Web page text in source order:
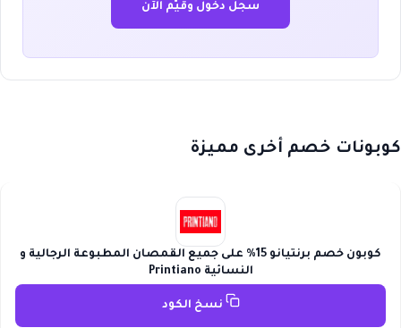
سجل دخول وقيّم الآن
كوبونات خصم أخرى مميزة
كوبون خصم برنتيانو 15% على جميع القمصان المطبوعة الرجالية و
النسائية Printiano
نسخ الكود